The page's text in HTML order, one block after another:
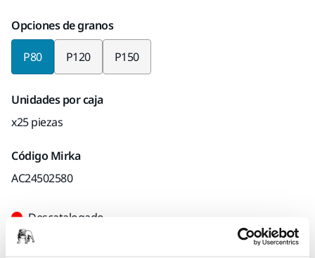
Opciones de granos
P80 P120 P150
Unidades por caja
x25 piezas
Código Mirka
AC24502580
Descatalogado